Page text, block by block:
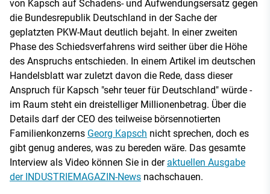
von Kapsch auf Schadens- und Aufwendungsersatz gegen
die Bundesrepublik Deutschland in der Sache der
geplatzten PKW-Maut deutlich bejaht. In einer zweiten
Phase des Schiedsverfahrens wird seither über die Höhe
des Anspruchs entschieden. In einem Artikel im deutschen
Handelsblatt war zuletzt davon die Rede, dass dieser
Anspruch für Kapsch "sehr teuer für Deutschland" würde -
im Raum steht ein dreistelliger Millionenbetrag. Über die
Details darf der CEO des teilweise börsennotierten
Familienkonzerns Georg Kapsch nicht sprechen, doch es
gibt genug anderes, was zu bereden wäre. Das gesamte
Interview als Video können Sie in der aktuellen Ausgabe
der INDUSTRIEMAGAZIN-News nachschauen.